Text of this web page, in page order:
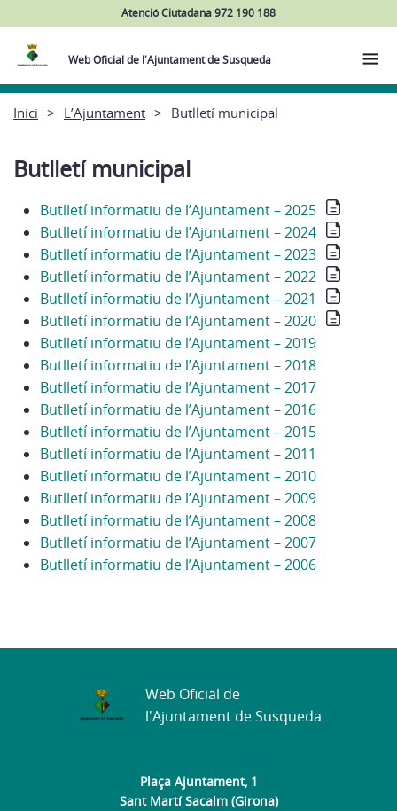
Atenció Ciutadana 972 190 188
Web Oficial de l'Ajuntament de Susqueda
Inici L’Ajuntament Butlletí municipal
Butlletí municipal
Butlletí informatiu de l’Ajuntament – 2025
Butlletí informatiu de l’Ajuntament – 2024
Butlletí informatiu de l’Ajuntament – 2023
Butlletí informatiu de l’Ajuntament – 2022
Butlletí informatiu de l’Ajuntament – 2021
Butlletí informatiu de l’Ajuntament – 2020
Butlletí informatiu de l’Ajuntament – 2019
Butlletí informatiu de l’Ajuntament – 2018
Butlletí informatiu de l’Ajuntament – 2017
Butlletí informatiu de l’Ajuntament – 2016
Butlletí informatiu de l’Ajuntament – 2015
Butlletí informatiu de l’Ajuntament – 2011
Butlletí informatiu de l’Ajuntament – 2010
Butlletí informatiu de l’Ajuntament – 2009
Butlletí informatiu de l’Ajuntament – 2008
Butlletí informatiu de l’Ajuntament – 2007
Butlletí informatiu de l’Ajuntament – 2006
Plaça Ajuntament, 1
Sant Martí Sacalm (Girona)
Web Oficial de
l'Ajuntament de Susqueda